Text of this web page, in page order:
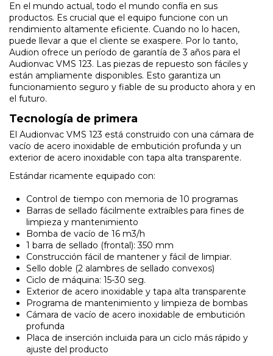
En el mundo actual, todo el mundo confía en sus
productos. Es crucial que el equipo funcione con un
rendimiento altamente eficiente. Cuando no lo hacen,
puede llevar a que el cliente se exaspere. Por lo tanto,
Audion ofrece un período de garantía de 3 años para el
Audionvac VMS 123. Las piezas de repuesto son fáciles y
están ampliamente disponibles. Esto garantiza un
funcionamiento seguro y fiable de su producto ahora y en
el futuro.
Tecnología de primera
El Audionvac VMS 123 está construido con una cámara de
vacío de acero inoxidable de embutición profunda y un
exterior de acero inoxidable con tapa alta transparente.
Estándar ricamente equipado con:
Control de tiempo con memoria de 10 programas
Barras de sellado fácilmente extraíbles para fines de
limpieza y mantenimiento
Bomba de vacío de 16 m3/h
1 barra de sellado (frontal): 350 mm
Construcción fácil de mantener y fácil de limpiar.
Sello doble (2 alambres de sellado convexos)
Ciclo de máquina: 15-30 seg.
Exterior de acero inoxidable y tapa alta transparente
Programa de mantenimiento y limpieza de bombas
Cámara de vacío de acero inoxidable de embutición
profunda
Placa de inserción incluida para un ciclo más rápido y
ajuste del producto